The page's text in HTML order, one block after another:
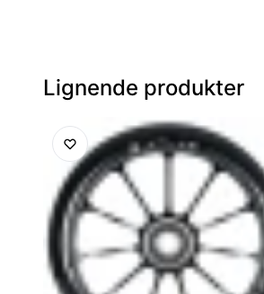
Lignende produkter